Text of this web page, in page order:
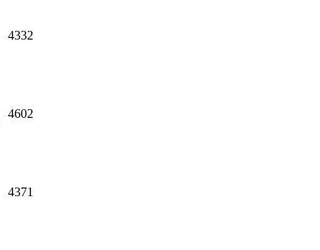
4332
4602
4371